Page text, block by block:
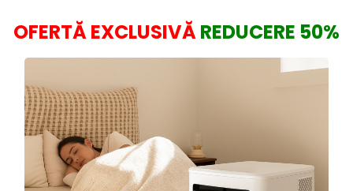
OFERTĂ EXCLUSIVĂREDUCERE 50%